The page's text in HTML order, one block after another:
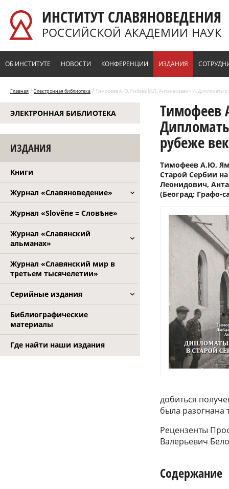
ИНСТИТУТ СЛАВЯНОВЕДЕНИЯ
РОССИЙСКОЙ АКАДЕМИИ НАУК
ОБ ИНСТИТУТЕ НОВОСТИ КОНФЕРЕНЦИИ ИЗДАНИЯ
Главная / Электронная библиотека / Тимофеев А.Ю, Ямбаев М.Л., Антанасиевич И. Дипломаты
ЭЛЕКТРОННАЯ БИБЛИОТЕКА
ИЗДАНИЯ
Книги
Журнал «Славяноведение»
Журнал «Slověne = Словѣне»
Журнал «Славянский
альманах»
Журнал «Славянский мир в
третьем тысячелетии»
Серийные издания
Библиографические
материалы
Где найти наши издания
Тимофеев
рубеже
Тимофеев А.Ю,
Старой Сербии
Леонидович,
(Београд: Графо-
добиться
была разогнана
Рецензенты
Валерьевич
Содержание